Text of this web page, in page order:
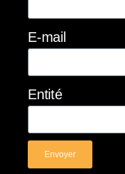
E-mail
Entité
Envoyer